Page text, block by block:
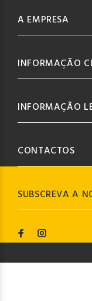
SUBSCREVA A
A EMPRESA
INFORMAÇÃO
INFORMAÇÃO
CONTACTOS